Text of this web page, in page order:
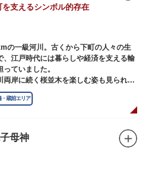
山小屋風の撞球室（ビリヤード場）
す。通常は非公開ですが、毎月15日
開されています。
手によるものと伝えられている書院造
を遥かにしのぐ規模でしたが、現在は
1棟だけが残っています。
様式同様に和洋併置式とされ、「芝
ています。江戸時代の石碑や手水鉢、
地全体が重要文化財に指定されていま
を支えるシンボル的存在
の一級河川。古くから下町の人々の生
江戸時代には暮らしや経済を支える輸
ていました。
岸に続く桜並木を楽しむ姿も見られ、
ンも、まさに絵になる光景です。ま
る「隅田川花火大会」は、東京の夏の
る遊歩道も整備されています。心地よ
た遊歩道で散歩やジョギングを楽しんだ
くのもおすすめです。
的な形をしていて見応えは抜群。せっ
・蔵前エリア
母神